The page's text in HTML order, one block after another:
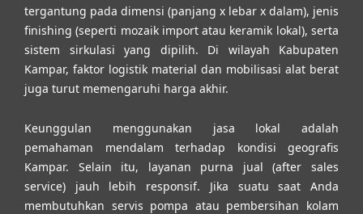
tergantung pada dimensi (panjang x lebar x dalam), jenis
finishing (seperti mozaik import atau keramik lokal), serta
sistem sirkulasi yang dipilih. Di wilayah Kabupaten
Kampar, faktor logistik material dan mobilisasi alat berat
juga turut memengaruhi harga akhir.
Keunggulan menggunakan jasa lokal adalah
pemahaman mendalam terhadap kondisi geografis
Kampar. Selain itu, layanan purna jual (after sales
service) jauh lebih responsif. Jika suatu saat Anda
membutuhkan servis pompa atau pembersihan kolam